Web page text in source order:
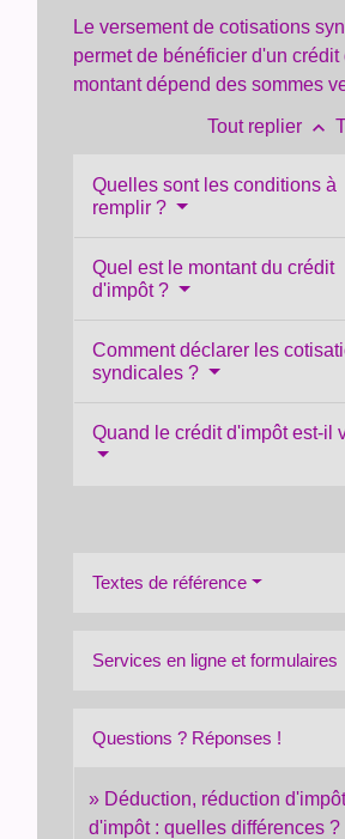
Le versement de cotisations
permet de bénéficier d'un crédit
montant dépend des sommes
Tout replier keyboard_arrow_up
Quelles sont les conditions à
remplir ?
Quel est le montant du crédit
d'impôt ?
Comment déclarer les
syndicales ?
Quand le crédit d'impôt est-il
Textes de référence
Services en ligne et formulaires
Questions ? Réponses !
Déduction, réduction
d'impôt : quelles différences ?